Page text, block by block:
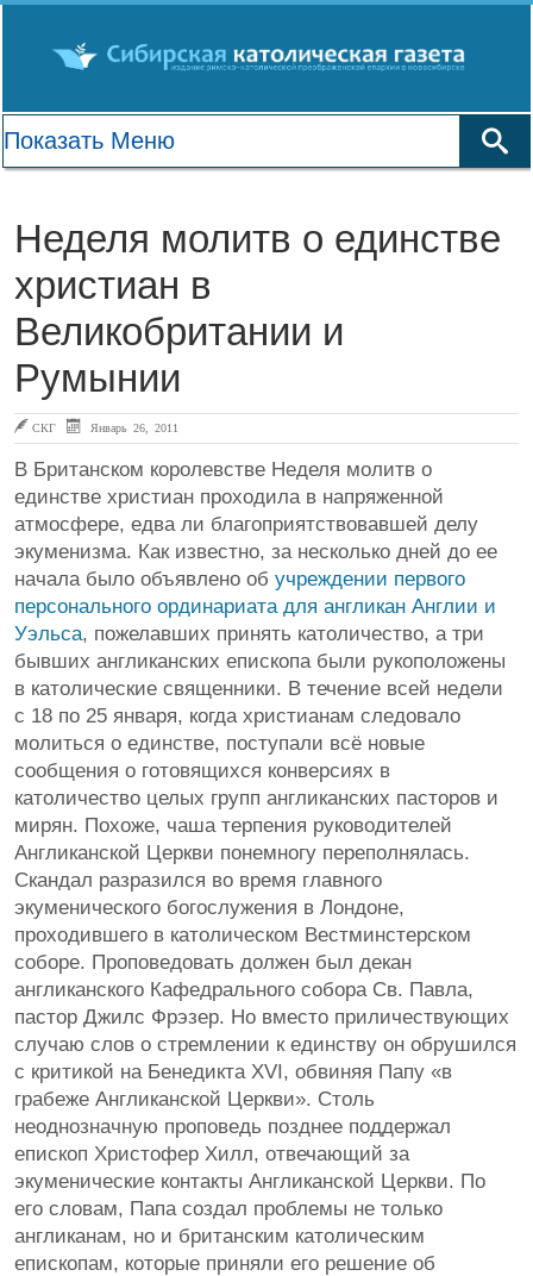
Неделя молитв о единстве
христиан в
Великобритании и
Румынии
СКГ Январь 26, 2011
В Британском королевстве Неделя молитв о
единстве христиан проходила в напряженной
атмосфере, едва ли благоприятствовавшей делу
экуменизма. Как известно, за несколько дней до ее
начала было объявлено об учреждении первого
персонального ординариата для англикан Англии и
Уэльса, пожелавших принять католичество, а три
бывших англиканских епископа были рукоположены
в католические священники. В течение всей недели
с 18 по 25 января, когда христианам следовало
молиться о единстве, поступали всё новые
сообщения о готовящихся конверсиях в
католичество целых групп англиканских пасторов и
мирян. Похоже, чаша терпения руководителей
Англиканской Церкви понемногу переполнялась.
Скандал разразился во время главного
экуменического богослужения в Лондоне,
проходившего в католическом Вестминстерском
соборе. Проповедовать должен был декан
англиканского Кафедрального собора Св. Павла,
пастор Джилс Фрэзер. Но вместо приличествующих
случаю слов о стремлении к единству он обрушился
с критикой на Бенедикта XVI, обвиняя Папу «в
грабеже Англиканской Церкви». Столь
неоднозначную проповедь позднее поддержал
епископ Христофер Хилл, отвечающий за
экуменические контакты Англиканской Церкви. По
его словам, Папа создал проблемы не только
англиканам, но и британским католическим
епископам, которые приняли его решение об